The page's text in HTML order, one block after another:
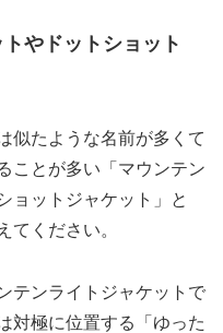
やドットショット
似たような名前が多くて
ことが多い「マウンテン
ョットジャケット」と
てください。
テンライトジャケットで
対極に位置する「ゆった